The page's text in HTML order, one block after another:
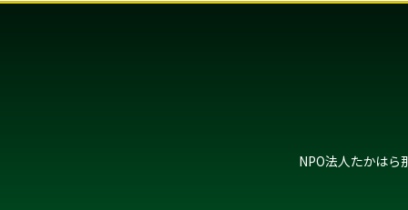
NPO法人たかはら